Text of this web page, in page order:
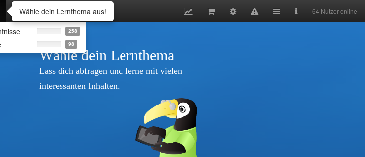
258
98
64 Nutzer online
Wähle dein Lernthema
Lass dich abfragen und lerne mit vielen
interessanten Inhalten.
Wähle dein Lernthema aus!